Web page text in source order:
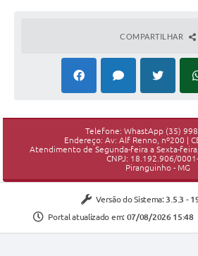
COMPARTILHAR
Telefone: WhastApp (35)
Endereço: Av: Alf Renno, nº200 |
Atendimento de Segunda-feira a Sexta-
CNPJ: 18.192.906/
Piranguinho - MG
Versão do Sistema: 3.5.3 -
Portal atualizado em: 07/08/2026 15:48